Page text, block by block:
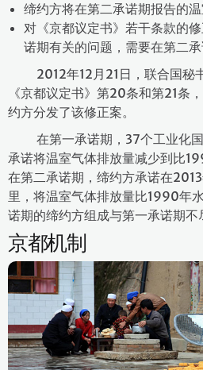
缔约方将在第二承诺期报告的温
对《京都议定书》若干条款的
诺期有关的问题，需要在第二承
2012年12月21日，联合国秘
《京都议定书》第20条和第21条
约方分发了该修正案。
在第一承诺期，37个工业化国
承诺将温室气体排放量减少到比
在第二承诺期，缔约方承诺在
里，将温室气体排放量比1990年
诺期的缔约方组成与第一承诺期不
京都机制